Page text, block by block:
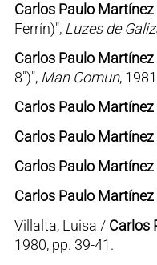
Carlos Paulo Martínez
Ferrín)", Luzes de
Carlos Paulo Martínez
8")", Man Comun,
Carlos Paulo Martínez
Carlos Paulo Martínez
Carlos Paulo Martínez
Carlos Paulo Martínez
Villalta, Luisa / Carlos
1980, pp. 39-41.